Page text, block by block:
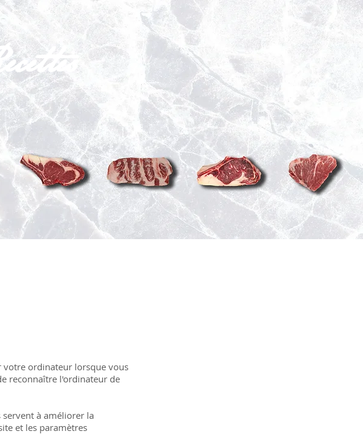
votre ordinateur lorsque vous
reconnaître l'ordinateur de
à améliorer la
et les paramètres